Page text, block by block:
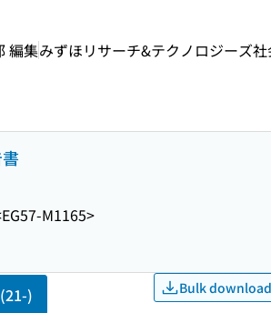
編集みずほリサーチ&テクノロジーズ
M1165>
) Bulk